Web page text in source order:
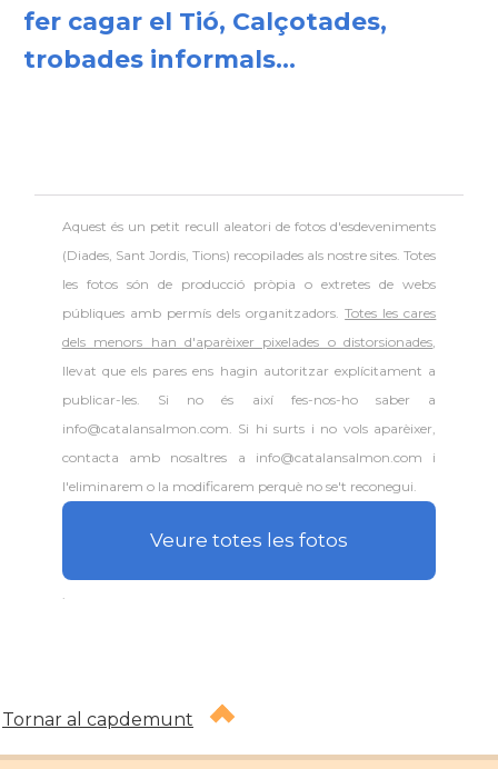
fer cagar el Tió, Calçotades,
trobades informals...
Aquest és un petit recull aleatori defotos d'esdeveniments
(Diades, Sant Jordis, Tions) recopilades als nostre sites. Totes
les fotos són de producció pròpia o extretes de webs
públiques amb permís dels organitzadors.Totes les cares
dels menors han d'aparèixer pixelades o distorsionades,
llevat que els pares ens hagin autoritzar explícitament a
publicar-les. Si no és així fes-nos-ho saber a
info@catalansalmon.com. Si hi surts i no vols aparèixer,
contacta amb nosaltres a info@catalansalmon.com i
l'eliminarem o la modificarem perquè no se't reconegui.
Veure totes les fotos
Tornar al capdemunt